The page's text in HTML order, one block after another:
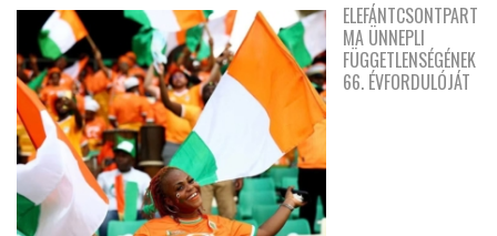
ELEFÁNTCSONTPART
MA ÜNNEPLI
FÜGGETLENSÉGÉNEK
66. ÉVFORDULÓJÁT